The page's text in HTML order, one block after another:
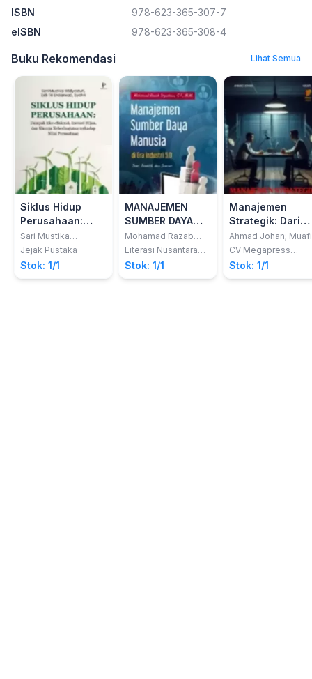
ISBN
978-623-365-307-7
eISBN
978-623-365-308-4
Buku Rekomendasi Lihat Semua
Siklus Hidup
Perusahaan:
Dampak Eko-
Efisiensi, Inovasi
Hijau, dan
Kinerja
Sari Mustika
Widyastuti
Jejak Pustaka
Stok: 1/1
MANAJEMEN
SUMBER DAYA
MANUSIA DI ERA
INDUSTRI 5.0
Teori, Praktik,
dan Inovasi
Mohamad Razab
Iryadana
Literasi Nusantara
Abadi
Stok: 1/1
Manajemen
Strategik: Dari
Visualiasi
Menjadi Aksi
Ahmad Johan; Muafi
CV Megapress
Nusantara
Stok: 1/1